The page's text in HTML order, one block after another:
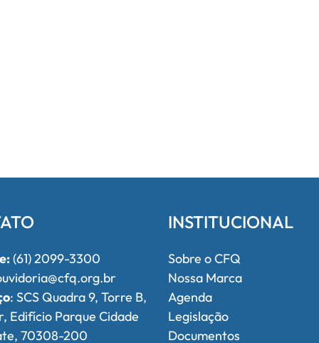
(61) 2099-3300
: SCS Quadra 9, Torre B,
Edifício Parque Cidade
70308-200
INSTITUCIONAL
Sobre o CFQ
Nossa Marca
Agenda
Legislação
Documentos